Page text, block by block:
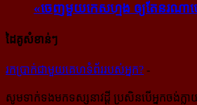
«ចេញ​មួយ​កេស​ហ្មង ឲ្យ​តែ​នរណ
ដៃគូសំខាន់ៗ
រក​​ប្រាក់​​ជា​​មួយ​​គេហទំព័រ​​របស់​​អ្នក? -
សូម​ទាក់ទង​មក​ទស្សនាវដ្ដី ប្រសិន​បើ​អ្នក​ចង់​ក្លា